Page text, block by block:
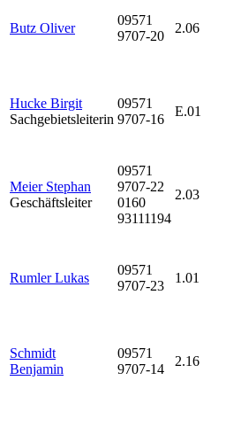
Butz Oliver
09571
9707-20
2.06
Hucke Birgit
Sachgebietsleiterin
09571
9707-16
E.01
Meier Stephan
Geschäftsleiter
09571
9707-22
0160
93111194
2.03
Rumler Lukas
09571
9707-23
1.01
Schmidt
Benjamin
09571
9707-14
2.16